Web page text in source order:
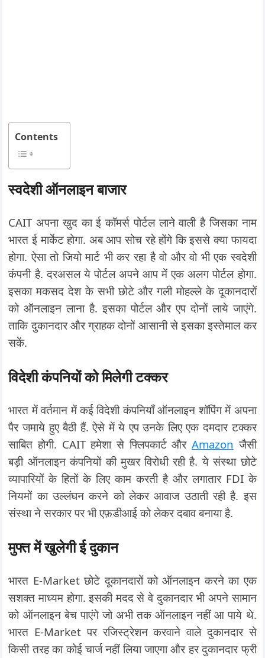
Contents
स्वदेशी ऑनलाइन बाजार
CAIT अपना खुद का ई कॉमर्स पोर्टल लाने वाली है जिसका नाम
भारत ई मार्केट होगा. अब आप सोच रहे होंगे कि इससे क्या फायदा
होगा. ऐसा तो जियो मार्ट भी कर रहा है वो और वो भी एक स्वदेशी
कंपनी है. दरअसल ये पोर्टल अपने आप में एक अलग पोर्टल होगा.
इसका मकसद देश के सभी छोटे और गली मोहल्ले के दूकानदारों
को ऑनलाइन लाना है. इसका पोर्टल और एप दोनों लाये जाएंगे.
ताकि दुकानदार और ग्राहक दोनों आसानी से इसका इस्तेमाल कर
सकें.
विदेशी कंपनियों को मिलेगी टक्कर
भारत में वर्तमान में कई विदेशी कंपनियाँ ऑनलाइन शॉपिंग में अपना
पैर जमाये हुए बैठी हैं. ऐसे में ये एप उनके लिए एक दमदार टक्कर
साबित होगी. CAIT हमेशा से फ्लिपकार्ट और Amazon जैसी
बड़ी ऑनलाइन कंपनियों की मुखर विरोधी रही है. ये संस्था छोटे
व्यापारियों के हितों के लिए काम करती है और लगातार FDI के
नियमों का उल्लंघन करने को लेकर आवाज उठाती रही है. इस
संस्था ने सरकार पर भी एफ़डीआई को लेकर दबाव बनाया है.
मुफ्त में खुलेगी ई दुकान
भारत E-Market छोटे दूकानदारों को ऑनलाइन करने का एक
सशक्त माध्यम होगा. इसकी मदद से वे दुकानदार भी अपने सामान
को ऑनलाइन बेच पाएंगे जो अभी तक ऑनलाइन नहीं आ पाये थे.
भारत E-Market पर रजिस्ट्रेशन करवाने वाले दुकानदार से
किसी तरह का कोई चार्ज नहीं लिया जाएगा और हर दुकानदार फ्री